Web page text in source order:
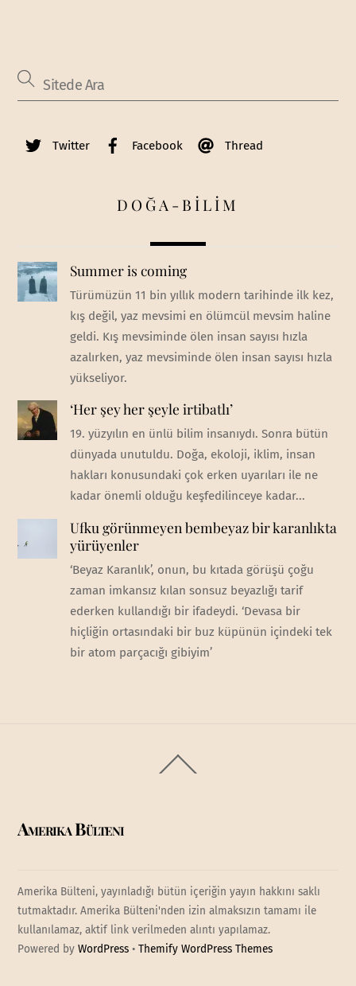
Twitter Facebook Thread
DOĞA-BİLİM
Summer is coming
Türümüzün 11 bin yıllık modern tarihinde ilk kez,
kış değil, yaz mevsimi en ölümcül mevsim haline
geldi. Kış mevsiminde ölen insan sayısı hızla
azalırken, yaz mevsiminde ölen insan sayısı hızla
yükseliyor.
‘Her şey her şeyle irtibatlı’
19. yüzyılın en ünlü bilim insanıydı. Sonra bütün
dünyada unutuldu. Doğa, ekoloji, iklim, insan
hakları konusundaki çok erken uyarıları ile ne
kadar önemli olduğu keşfedilinceye kadar...
Ufku görünmeyen bembeyaz bir karanlıkta
yürüyenler
‘Beyaz Karanlık’, onun, bu kıtada görüşü çoğu
zaman imkansız kılan sonsuz beyazlığı tarif
ederken kullandığı bir ifadeydi. ‘Devasa bir
hiçliğin ortasındaki bir buz küpünün içindeki tek
bir atom parçacığı gibiyim’
To
Amerika Bülteni
Amerika Bülteni, yayınladığı bütün içeriğin yayın hakkını saklı
tutmaktadır. Amerika Bülteni'nden izin almaksızın tamamı ile
kullanılamaz, aktif link verilmeden alıntı yapılamaz.
Powered byWordPress •Themify WordPress Themes